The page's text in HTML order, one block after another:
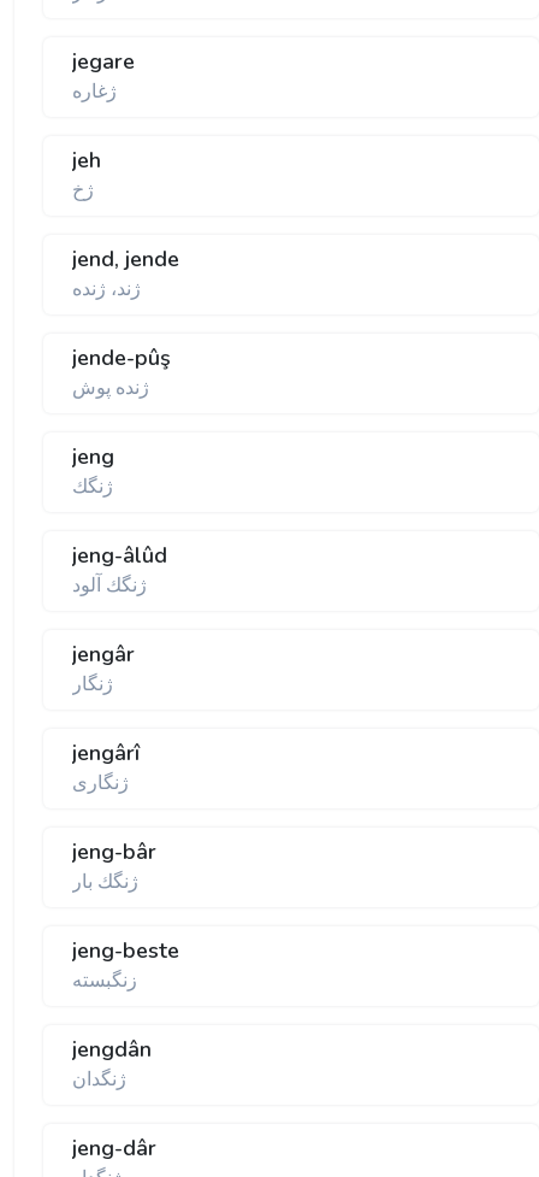
jegare
ژغاره
jeh
ژخ
jend, jende
ژند، ژنده
jende-pûş
ژنده پوش
jeng
ژنگك
jeng-âlûd
ژنگك آلود
jengâr
ژنگار
jengârî
ژنگاری
jeng-bâr
ژنگك بار
jeng-beste
زنگبسته
jengdân
ژنگدان
jeng-dâr